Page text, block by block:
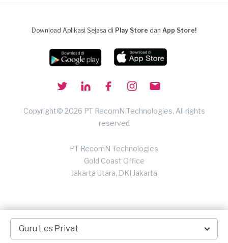
Guru Les Privat
Download Aplikasi Sejasa di Play Store dan App Store!
Copyright© 2026 PT RecomN Technologies, All rights
reserved
PT RecomN Technologies
Gold Coast Office
Jakarta Utara, DKI Jakarta